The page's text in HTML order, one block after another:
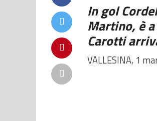
In gol
Martino, è
Carotti
VALLESINA, 1